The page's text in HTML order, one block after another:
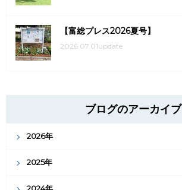
【富総プレス2026夏号】
2026.07.01update
ブログのアーカイブ
2026年
2025年
2024年